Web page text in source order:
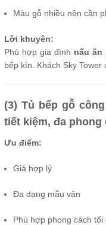
Màu gỗ nhiều nên cần
Lời khuyên:
Phù hợp gia đình nấu ăn
bếp kín. Khách Sky Tower
(3) Tủ bếp gỗ
tiết kiệm, đa phong
Ưu điểm:
Giá hợp lý
Đa dạng mẫu vân
Phù hợp phong cách tối